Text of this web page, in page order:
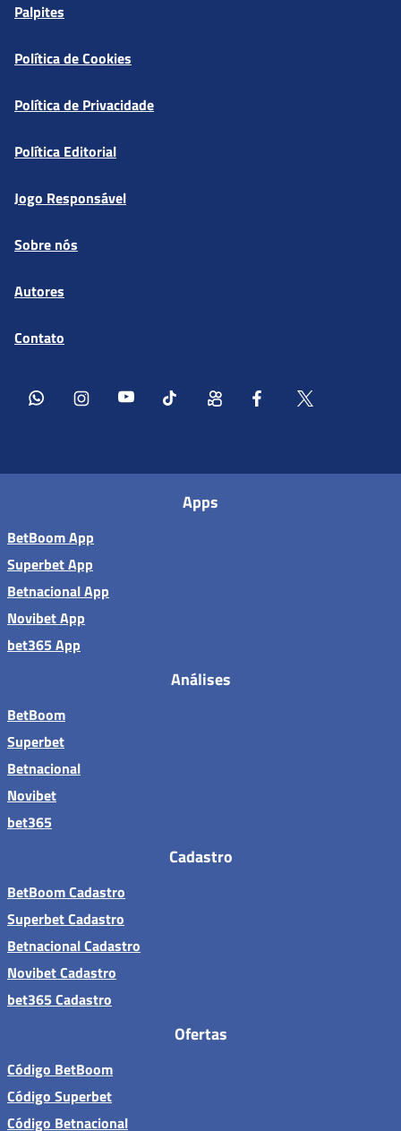
Palpites
Política de Cookies
Política de Privacidade
Política Editorial
Jogo Responsável
Sobre nós
Autores
Contato
Apps
BetBoom App
Superbet App
Betnacional App
Novibet App
bet365 App
Análises
BetBoom
Superbet
Betnacional
Novibet
bet365
Cadastro
BetBoom Cadastro
Superbet Cadastro
Betnacional Cadastro
Novibet Cadastro
bet365 Cadastro
Ofertas
Código BetBoom
Código Superbet
Código Betnacional